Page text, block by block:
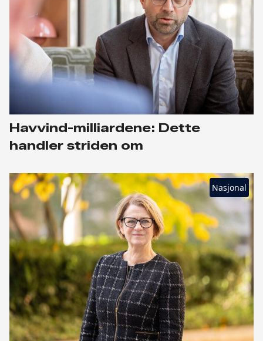
Havvind-milliardene: Dette
handler striden om
Nasjonal